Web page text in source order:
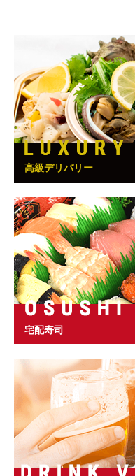
高級デリバリー
宅配寿司